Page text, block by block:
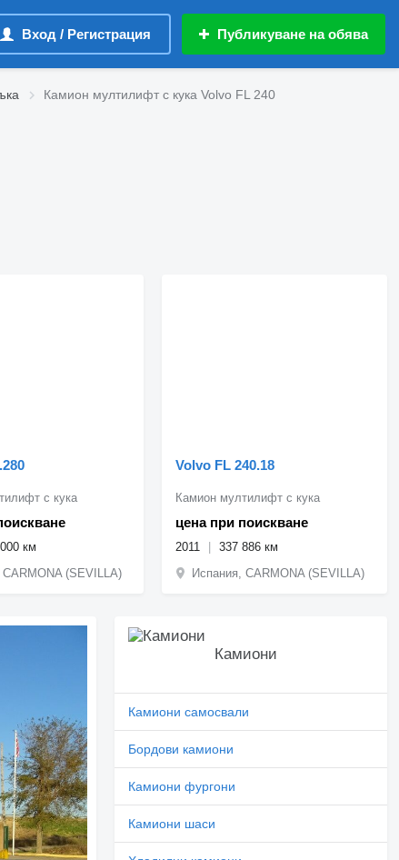
Вход / Регистрация Публикуване на обява
Камион мултилифт с кука Volvo FL 240
с кука
км
(SEVILLA)
Volvo FL 240.18
цена при поискване
Камион мултилифт с кука
2011
337 886 км
Испания, CARMONA (SEVILLA)
Камиони
Камиони самосвали
Бордови камиони
Камиони фургони
Камиони шаси